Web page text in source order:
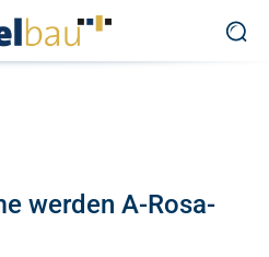
werden A-Rosa-